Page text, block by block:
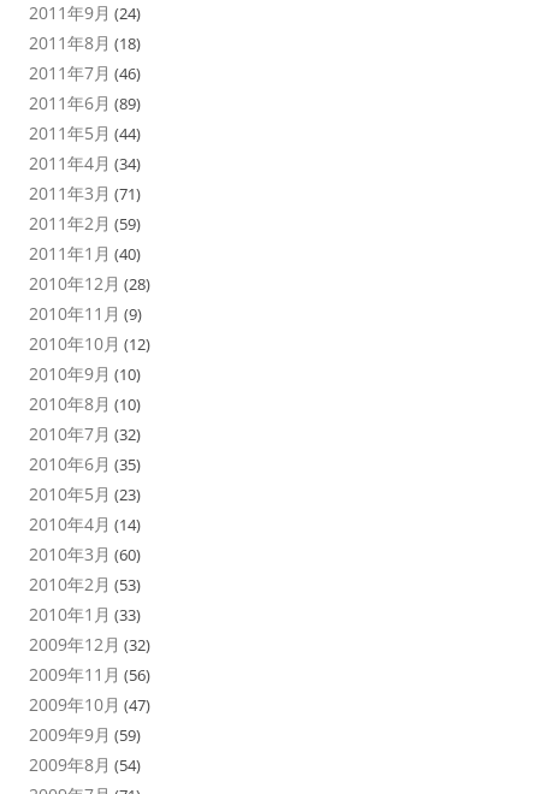
2011年9月 (24)
2011年8月 (18)
2011年7月 (46)
2011年6月 (89)
2011年5月 (44)
2011年4月 (34)
2011年3月 (71)
2011年2月 (59)
2011年1月 (40)
2010年12月 (28)
2010年11月 (9)
2010年10月 (12)
2010年9月 (10)
2010年8月 (10)
2010年7月 (32)
2010年6月 (35)
2010年5月 (23)
2010年4月 (14)
2010年3月 (60)
2010年2月 (53)
2010年1月 (33)
2009年12月 (32)
2009年11月 (56)
2009年10月 (47)
2009年9月 (59)
2009年8月 (54)